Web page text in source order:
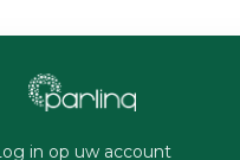
in op uw account